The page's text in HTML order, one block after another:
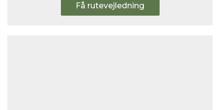
Få rutevejledning